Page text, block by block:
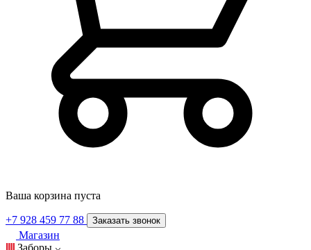
Ваша корзина пуста
+7 928 459 77 88 Заказать звонок
Магазин
Заборы